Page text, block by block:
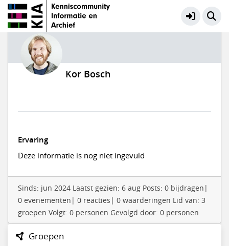
Kor Bosch
Ervaring
Deze informatie is nog niet ingevuld
Sinds: jun 2024 Laatst gezien: 6 aug Posts: 0 bijdragen|
0 evenementen| 0 reacties| 0 waarderingen Lid van: 3
groepen Volgt: 0 personen Gevolgd door: 0 personen
Groepen